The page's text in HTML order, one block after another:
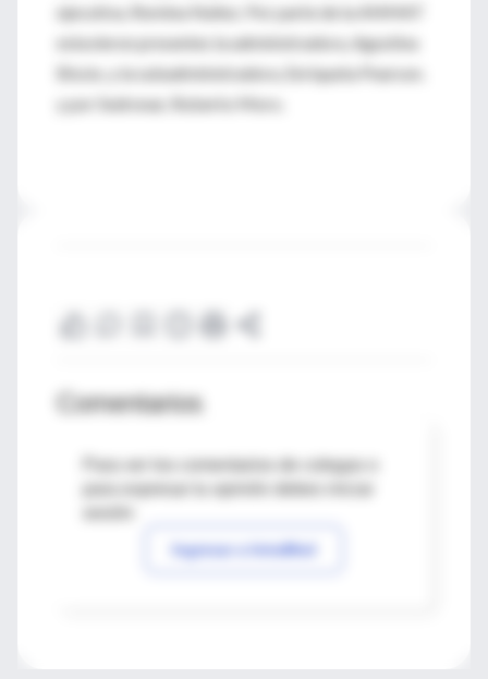
ejecutiva, Romina Nuñez. Por parte de la ANMAT
estuvieron presentes la administradora, Agustina
Bissio, y la subadministradora, Enriqueta Pearson.
y por Sedronar, Roberto Moro.
Comentarios
Para ver los comentarios de colegas o
Ingresar a IntraMed